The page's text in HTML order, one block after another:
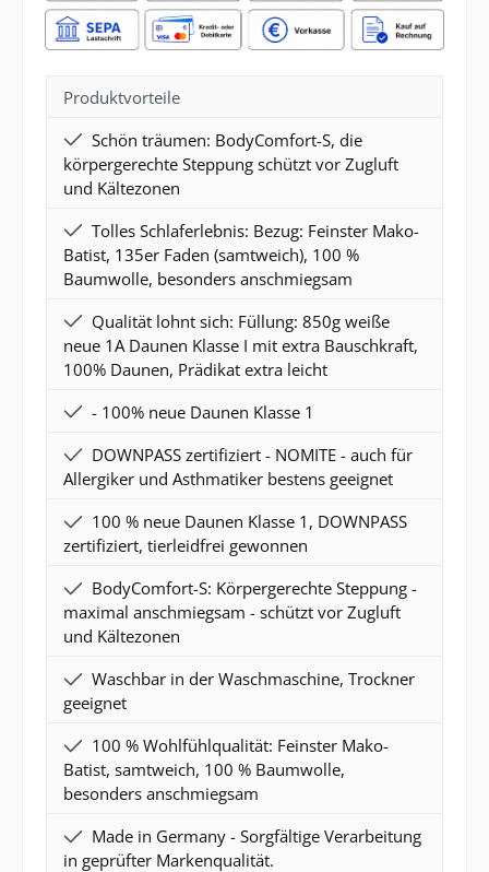
Produktvorteile
Schön träumen: BodyComfort-S, die
körpergerechte Steppung schützt vor Zugluft
und Kältezonen
Tolles Schlaferlebnis: Bezug: Feinster Mako-
Batist, 135er Faden (samtweich), 100 %
Baumwolle, besonders anschmiegsam
Qualität lohnt sich: Füllung: 850g weiße
neue 1A Daunen Klasse I mit extra Bauschkraft,
100% Daunen, Prädikat extra leicht
- 100% neue Daunen Klasse 1
DOWNPASS zertifiziert - NOMITE - auch für
Allergiker und Asthmatiker bestens geeignet
100 % neue Daunen Klasse 1, DOWNPASS
zertifiziert, tierleidfrei gewonnen
BodyComfort-S: Körpergerechte Steppung -
maximal anschmiegsam - schützt vor Zugluft
und Kältezonen
Waschbar in der Waschmaschine, Trockner
geeignet
100 % Wohlfühlqualität: Feinster Mako-
Batist, samtweich, 100 % Baumwolle,
besonders anschmiegsam
Made in Germany - Sorgfältige Verarbeitung
in geprüfter Markenqualität.